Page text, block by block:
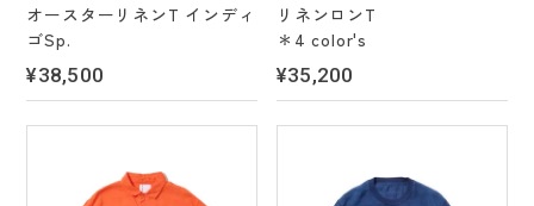
オースターリネンT インディ
ゴSp.
¥38,500
リネンロンT
＊4 color's
¥35,200